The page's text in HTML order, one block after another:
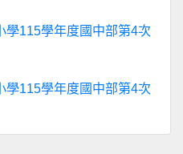
學115學年度國中部第4次
學115學年度國中部第4次